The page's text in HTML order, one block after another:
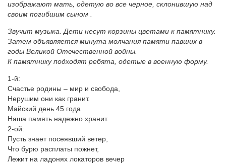
изображают мать, одетую во все черное, склонившую над
своим погибшим сыном .
Звучит музыка. Дети несут корзины цветами к памятнику.
Затем объявляется минута молчания памяти павших в
годы Великой Отечественной войны.
К памятнику подходят ребята, одетые в военную форму.
1-й:
Счастье родины – мир и свобода,
Нерушим они как гранит.
Майский день 45 года
Наша память надежно хранит.
2-ой:
Пусть знает посеявший ветер,
Что бурю расплаты пожнет,
Лежит на ладонях локаторов вечер